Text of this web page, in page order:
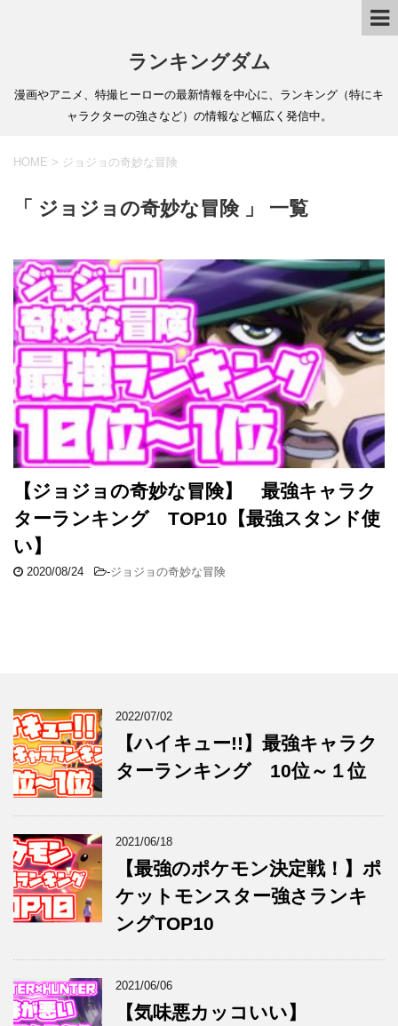
ランキングダム
漫画やアニメ、特撮ヒーローの最新情報を中心に、ランキング（特にキ
ャラクターの強さなど）の情報など幅広く発信中。
HOME > ジョジョの奇妙な冒険
「 ジョジョの奇妙な冒険 」 一覧
【ジョジョの奇妙な冒険】 最強キャラク
ターランキング TOP10【最強スタンド使
い】
2020/08/24 -ジョジョの奇妙な冒険
2022/07/02
【ハイキュー!!】最強キャラク
ターランキング 10位～１位
2021/06/18
【最強のポケモン決定戦！】ポ
ケットモンスター強さランキ
ングTOP10
2021/06/06
【気味悪カッコいい】